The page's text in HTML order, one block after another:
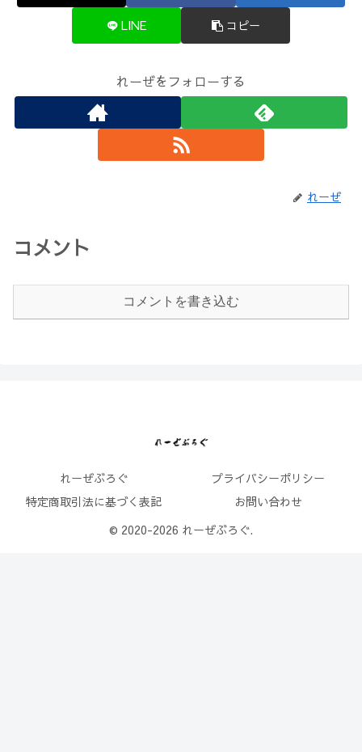
LINE コピー
れーぜをフォローする
れーぜ
コメント
コメントを書き込む
れーぜぶろぐ
プライバシーポリシー
特定商取引法に基づく表記
お問い合わせ
© 2020-2026 れーぜぶろぐ.